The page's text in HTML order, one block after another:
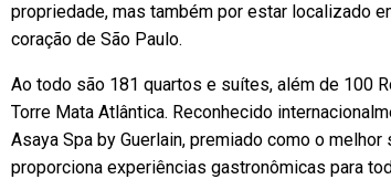
propriedade, mas também por estar localizado
coração de São Paulo.
Ao todo são 181 quartos e suítes, além de 100
Torre Mata Atlântica. Reconhecido
Asaya Spa by Guerlain, premiado como o
proporciona experiências gastronômicas para